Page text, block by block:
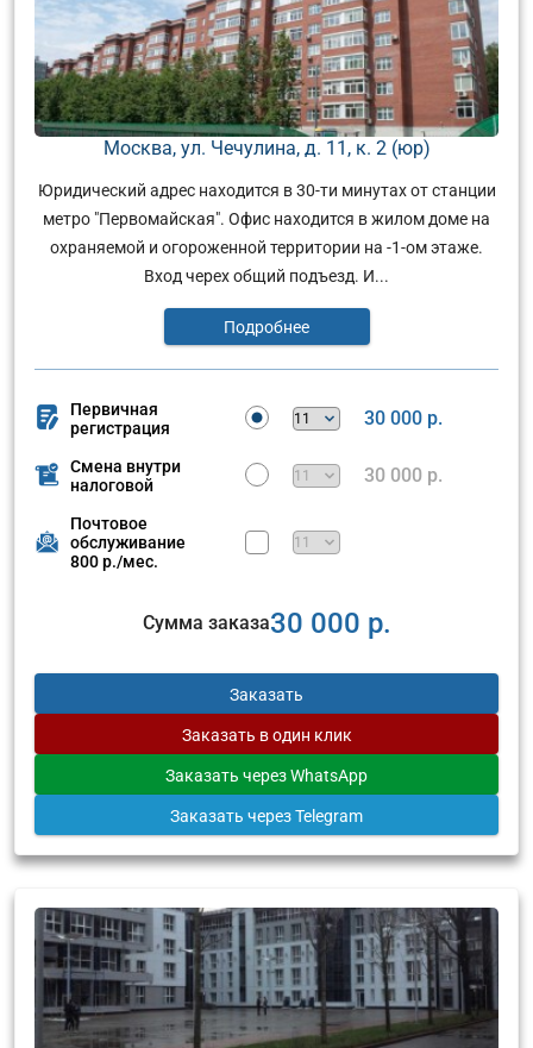
Москва, ул. Чечулина, д. 11, к. 2 (юр)
Юридический адрес находится в 30-ти минутах от станции
метро "Первомайская". Офис находится в жилом доме на
охраняемой и огороженной территории на -1-ом этаже.
Вход черех общий подъезд. И...
Подробнее
Первичная
регистрация
30 000 р.
Смена внутри
налоговой
30 000 р.
Почтовое
обслуживание
800 р./мес.
Сумма заказа30 000 р.
Заказать
Заказать в один клик
Заказать через WhatsApp
Заказать через Telegram